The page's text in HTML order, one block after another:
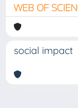
social impact